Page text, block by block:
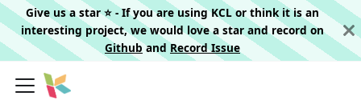
Give us a star ⭐️ - If you are using KCL or think it is an
interesting project, we would love a star and record on
Githuband Record Issue